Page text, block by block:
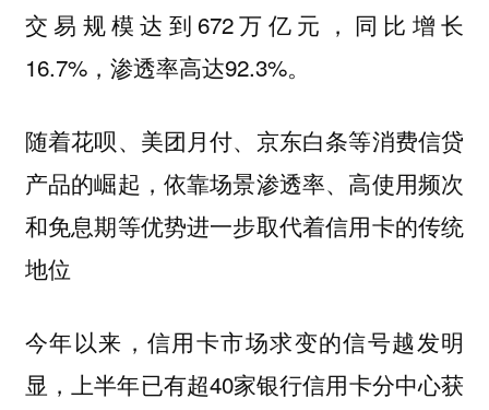
交易规模达到672万亿元，同比增长
16.7%，渗透率高达92.3%。
随着花呗、美团月付、京东白条等消费信贷
产品的崛起，依靠场景渗透率、高使用频次
和免息期等优势进一步取代着信用卡的传统
地位
今年以来，信用卡市场求变的信号越发明
显，上半年已有超40家银行信用卡分中心获